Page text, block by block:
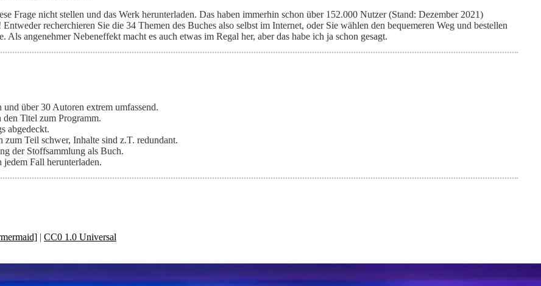
Frage nicht stellen und das Werk herunterladen. Das haben immerhin schon über 152.000 Nutzer (Stand: Dezember 2021)
recherchieren Sie die 34 Themen des Buches also selbst im Internet, oder Sie wählen den bequemeren Weg und bestellen
angenehmer Nebeneffekt macht es auch etwas im Regal her, aber das habe ich ja schon gesagt.
über 30 Autoren extrem umfassend.
den Titel zum Programm.
abgedeckt.
Teil schwer, Inhalte sind z.T. redundant.
der Stoffsammlung als Buch.
Fall herunterladen.
| CC0 1.0 Universal